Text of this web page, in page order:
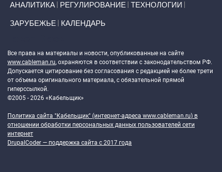
АНАЛИТИКА РЕГУЛИРОВАНИЕ ТЕХНОЛОГИИ
ЗАРУБЕЖЬЕ КАЛЕНДАРЬ
Все права на материалы и новости, опубликованные на сайте
www.cableman.ru, охраняются в соответствии с законодательством РФ.
Допускается цитирование без согласования с редакцией не более трети
от объема оригинального материала, с обязательной прямой
гиперссылкой.
©2005 - 2026 «Кабельщик»
Политика сайта "Кабельщик" (интернет-адреса www.cableman.ru) в
отношении обработки персональных данных пользователей сети
интернет
DrupalCoder — поддержка сайта c 2017 года